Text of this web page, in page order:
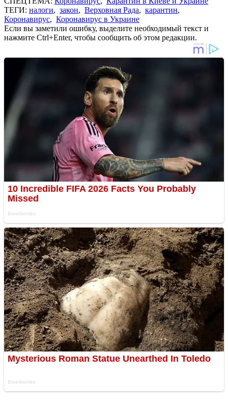
ТЕГИ: налоги, закон, Верховная Рада, карантин,
Коронавирус, Коронавирус в Украине
Если вы заметили ошибку, выделите необходимый текст и
нажмите Ctrl+Enter, чтобы сообщить об этом редакции.